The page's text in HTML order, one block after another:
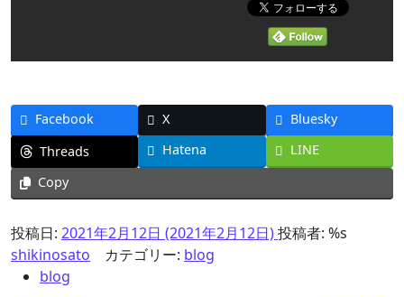
Facebook X
Bluesky
Threads
Hatena
LINE
Copy
投稿日: 2021年2月12日 (2021年2月12日)投稿者: %s
shikinosato
カテゴリー: blog
blog